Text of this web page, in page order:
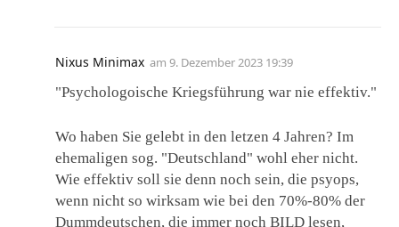
Nixus Minimax am 9. Dezember 2023 19:39
"Psychologoische Kriegsführung war nie effektiv."
Wo haben Sie gelebt in den letzen 4 Jahren? Im
ehemaligen sog. "Deutschland" wohl eher nicht.
Wie effektiv soll sie denn noch sein, die psyops,
wenn nicht so wirksam wie bei den 70%-80% der
Dummdeutschen, die immer noch BILD lesen,